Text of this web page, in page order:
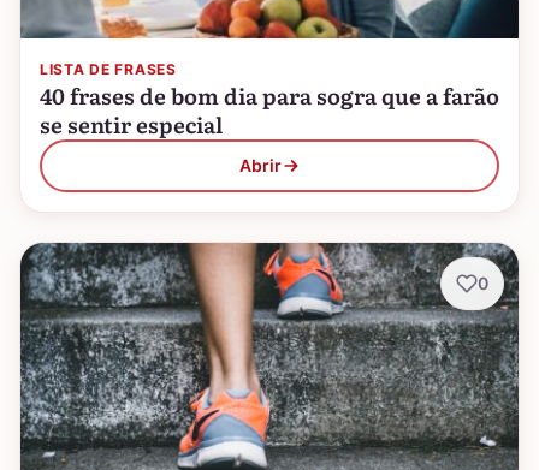
LISTA DE FRASES
40 frases de bom dia para sogra que a farão
se sentir especial
Abrir
0